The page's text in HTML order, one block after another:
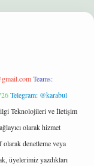
Teams:
Telegram: @karabul
Teknolojileri ve İletişim
olarak hizmet
denetleme veya
üyelerimiz yazdıkları